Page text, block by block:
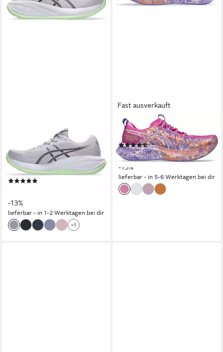
GEL-CUMULUS 28 Laufschuh
sportlicher Stil, leicht
profiliertes Laufsohlenprofil,
Schnürung
-13%
lieferbar - in 1-2 Werktagen bei dir
+5
Fast ausverkauft
ASICS
NOOSA TRI 16 Laufschuh
(48)
ab 129,99 € UVP149,99 €
-13%
lieferbar - in 5-6 Werktagen bei dir